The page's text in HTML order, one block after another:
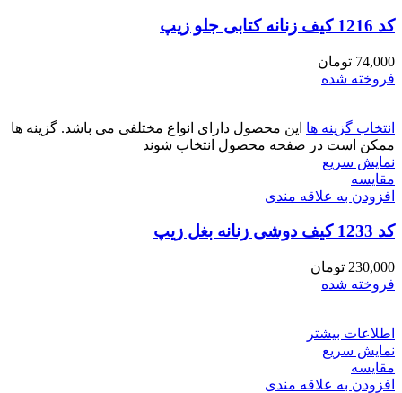
کد 1216 کیف زنانه کتابی جلو زیپ
74,000 تومان
فروخته شده
انتخاب گزینه ها این محصول دارای انواع مختلفی می باشد. گزینه ها
ممکن است در صفحه محصول انتخاب شوند
نمایش سریع
مقايسه
افزودن به علاقه مندی
کد 1233 کیف دوشی زنانه بغل زیپ
230,000 تومان
فروخته شده
اطلاعات بیشتر
نمایش سریع
مقايسه
افزودن به علاقه مندی